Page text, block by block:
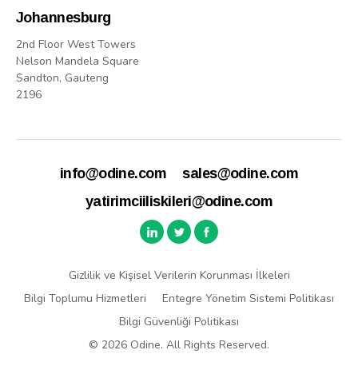
Johannesburg
2nd Floor West Towers
Nelson Mandela Square
Sandton, Gauteng
2196
info@odine.com
sales@odine.com
yatirimciiliskileri@odine.com
Gizlilik ve Kişisel Verilerin Korunması İlkeleri
Bilgi Toplumu Hizmetleri
Entegre Yönetim Sistemi Politikası
Bilgi Güvenliği Politikası
© 2026 Odine. All Rights Reserved.